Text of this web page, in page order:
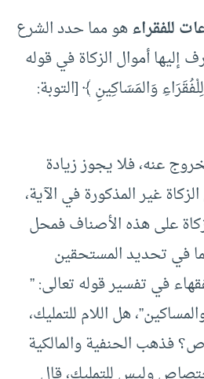
للفقراءهو مما حدد الشرع
إليها أموال الزكاة في قوله
وَالمَسَاكِينِ ﴾ [التوبة:
عنه، فلا يجوز زيادة
غير المذكورة في الآية،
على هذه الأصناف فمحل
في تحديد المستحقين
في تفسير قوله تعالى: ”
هل اللام للتمليك،
فذهب الحنفية والمالكية